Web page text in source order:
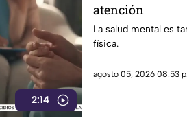
2:14
atención
La salud mental es
física.
agosto 05, 2026 08:53